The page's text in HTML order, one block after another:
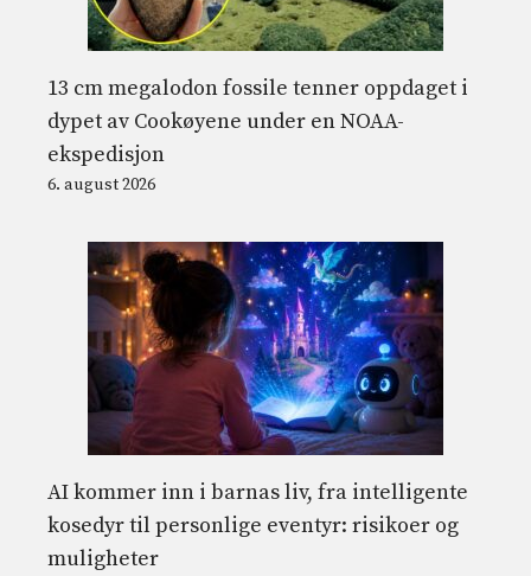
13 cm megalodon fossile tenner oppdaget i
dypet av Cookøyene under en NOAA-
ekspedisjon
6. august 2026
AI kommer inn i barnas liv, fra intelligente
kosedyr til personlige eventyr: risikoer og
muligheter